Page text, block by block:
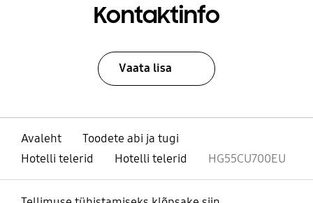
Kontaktinfo
Vaata lisa
Avaleht
Toodete abi ja tugi
Hotelli telerid
Hotelli telerid HG55CU700EU